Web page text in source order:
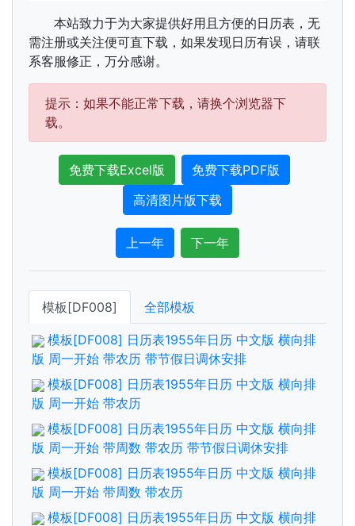
本站致力于为大家提供好用且方便的日历表，无
需注册或关注便可直下载，如果发现日历有误，请联
系客服修正，万分感谢。
提示：如果不能正常下载，请换个浏览器下
载。
免费下载Excel版
免费下载PDF版
高清图片版下载
上一年 下一年
模板[DF008] 全部模板
模板[DF008] 日历表1955年日历 中文版 横向排
版 周一开始 带农历 带节假日调休安排
模板[DF008] 日历表1955年日历 中文版 横向排
版 周一开始 带农历
模板[DF008] 日历表1955年日历 中文版 横向排
版 周一开始 带周数 带农历 带节假日调休安排
模板[DF008] 日历表1955年日历 中文版 横向排
版 周一开始 带周数 带农历
模板[DF008] 日历表1955年日历 中文版 横向排